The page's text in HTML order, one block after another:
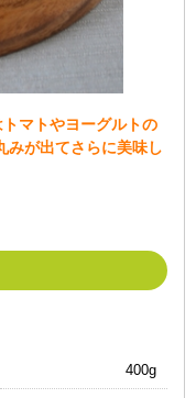
マトやヨーグルトの
みが出てさらに美味し
400g